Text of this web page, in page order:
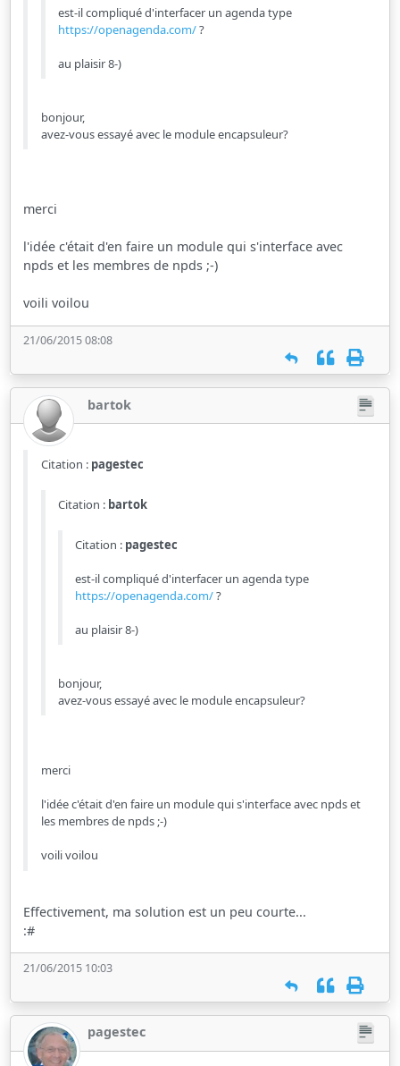
est-il compliqué d'interfacer un agenda type
https://openagenda.com/?
au plaisir 8-)
bonjour,
avez-vous essayé avec le module encapsuleur?
merci
l'idée c'était d'en faire un module qui s'interface avec
npds et les membres de npds ;-)
voili voilou
21/06/2015 08:08
bartok
Citation : pagestec
Citation : bartok
Citation : pagestec
est-il compliqué d'interfacer un agenda type
https://openagenda.com/?
au plaisir 8-)
bonjour,
avez-vous essayé avec le module encapsuleur?
merci
l'idée c'était d'en faire un module qui s'interface avec npds et
les membres de npds ;-)
voili voilou
Effectivement, ma solution est un peu courte...
:#
21/06/2015 10:03
pagestec